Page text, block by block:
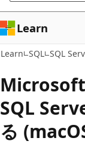
キ
ッ
プ
Learn
Learn SQL SQL
SQL
る